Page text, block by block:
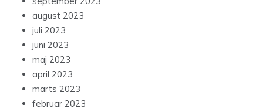
august 2023
juli 2023
juni 2023
maj 2023
april 2023
marts 2023
februar 2023